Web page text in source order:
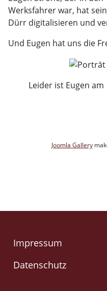
Werksfahrer war, hat
Dürr digitalisieren und
Und Eugen hat uns die
Leider ist Eugen
Joomla Gallery
Impressum
Datenschutz